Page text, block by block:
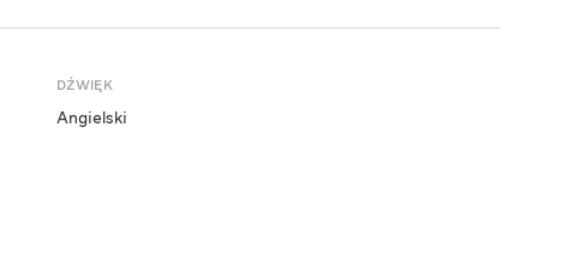
DŹWIĘK
Angielski